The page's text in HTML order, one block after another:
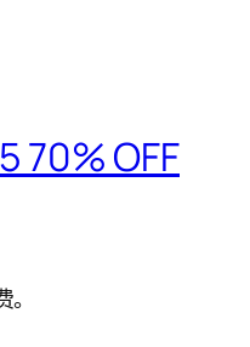
70% OFF